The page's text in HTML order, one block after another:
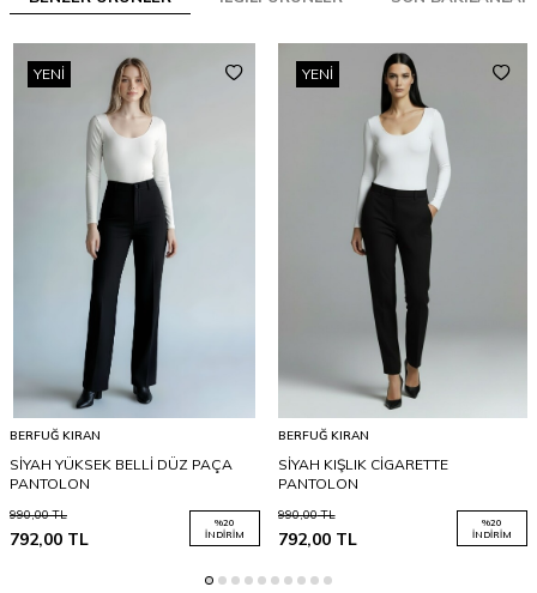
YENI
BERFUĞ KIRAN
SİYAH YÜKSEK BELLİ DÜZ PAÇA
PANTOLON
990,00TL
792,00 TL
%20
İNDIRIM
YENI
BERFUĞ KIRAN
SİYAH KIŞLIK CİGARETTE
PANTOLON
990,00TL
792,00TL
%20
İNDIRIM